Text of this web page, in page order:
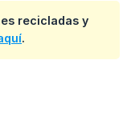
recicladas y
.